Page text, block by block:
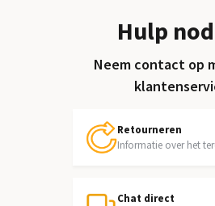
Hulp
Neem contact op
Retourneren
Informatie over het
Chat direct